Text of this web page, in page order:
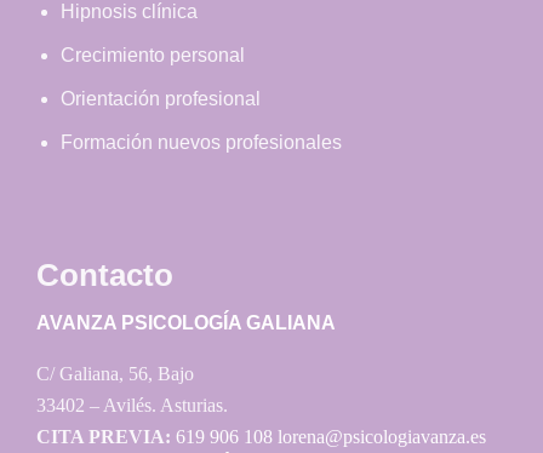
Hipnosis clínica
Crecimiento personal
Orientación profesional
Formación nuevos profesionales
Contacto
AVANZA PSICOLOGÍA GALIANA
C/ Galiana, 56, Bajo
33402 – Avilés. Asturias.
CITA PREVIA: 619 906 108 lorena@psicologiavanza.es